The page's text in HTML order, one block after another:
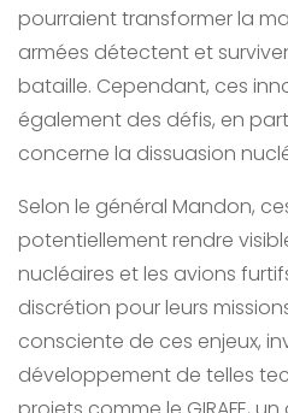
pourraient transformer la
armées détectent et
bataille. Cependant, ces
également des défis, en
concerne la dissuasion
Selon le général Mandon,
potentiellement rendre
nucléaires et les avions
discrétion pour leurs
consciente de ces enjeux,
développement de telles